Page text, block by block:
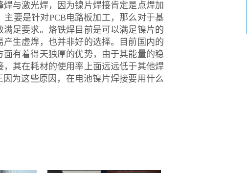
与激光焊，因为镍片焊接肯定是点焊加
要是针对PCB电路板加工，那么对于基
足要求。烙铁焊目前是可以满足镍片的
生虚焊，也并非好的选择。目前国内的
有着得天独厚的优势，由于其能量的稳
其在耗材的使用率上面远远低于其他焊
为这些原因，在电池镍片焊接要用什么